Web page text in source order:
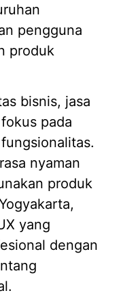
pengguna
produk
bisnis, jasa
pada
nyaman
produk
yang
dengan